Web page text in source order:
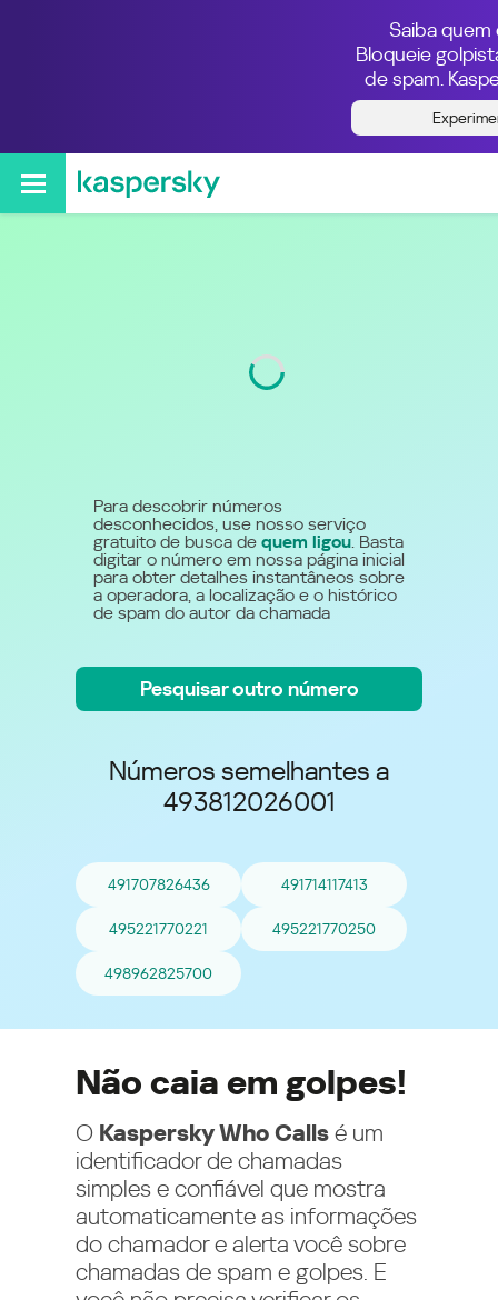
Saiba quem
Bloqueie
de spam.
Quem ligou do número
493812026001
Para descobrir números
desconhecidos, use nosso serviço
gratuito de busca de quem ligou. Basta
digitar o número em nossa página inicial
para obter detalhes instantâneos sobre
a operadora, a localização e o histórico
de spam do autor da chamada
Pesquisar outro número
Números semelhantes a
493812026001
491707826436 491714117413
495221770221 495221770250
498962825700
Não caia em golpes!
O Kaspersky Who Calls é um
identificador de chamadas
simples e confiável que mostra
automaticamente as informações
do chamador e alerta você sobre
chamadas de spam e golpes. E